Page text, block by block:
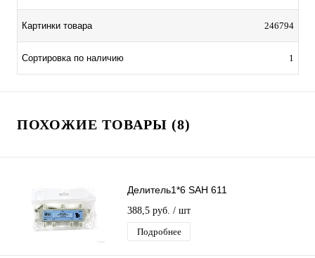
Картинки товара 246794
Сортировка по наличию 1
ПОХОЖИЕ ТОВАРЫ (8)
Делитель1*6 SAH 611
388,5 руб. / шт
Подробнее